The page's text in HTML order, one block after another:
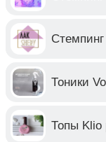
Тоники
Топы Klio